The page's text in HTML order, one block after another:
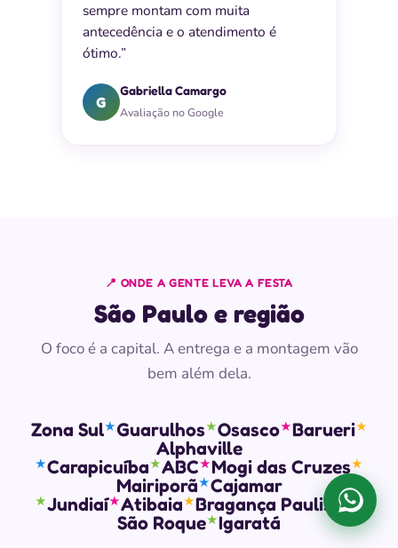
sempre montam com muita
antecedência e o atendimento é
ótimo.”
G
Gabriella Camargo
Avaliação no Google
📍 ONDE A GENTE LEVA A FESTA
São Paulo e região
O foco é a capital. A entrega e a montagem vão
bem além dela.
Zona Sul★Guarulhos★Osasco★Barueri★
Alphaville
★Carapicuíba★ABC★Mogi das Cruzes★
Mairiporã★Cajamar
★Jundiaí★Atibaia★Bragança Paulista★
São Roque★Igaratá
Falar